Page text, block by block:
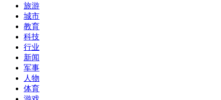
旅游
城市
教育
科技
行业
新闻
军事
人物
体育